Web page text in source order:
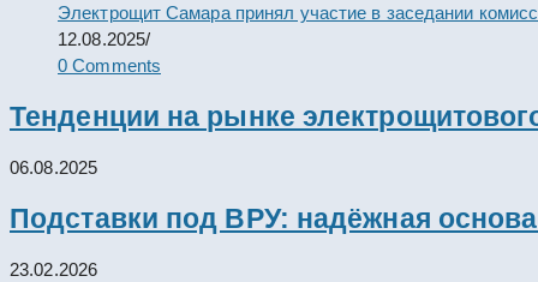
Электрощит Самара принял участие в заседании
12.08.2025/
0 Comments
Тенденции на рынке
06.08.2025
Подставки под ВРУ: надёжная
23.02.2026